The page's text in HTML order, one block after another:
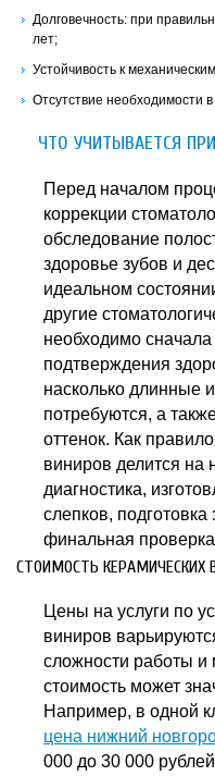
Долговечность: при
лет;
Устойчивость к
Отсутствие необходимости
ЧТО УЧИТЫВАЕТСЯ
Перед началом
коррекции
обследование
здоровье зубов и
идеальном
другие
необходимо
подтверждения
насколько длинные
потребуются, а
оттенок. Как
виниров делится на
диагностика,
слепков, подготовка
финальная
СТОИМОСТЬ КЕРАМИЧЕСКИХ
Цены на услуги по
виниров
сложности работы и
стоимость может
Например, в одной
цена нижний
000 до 30 000